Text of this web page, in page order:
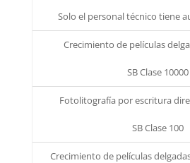
Solo el personal técnico tiene
Crecimiento de películas
SB Clase 10000
Fotolitografía por escritura
SB Clase 100
Crecimiento de películas